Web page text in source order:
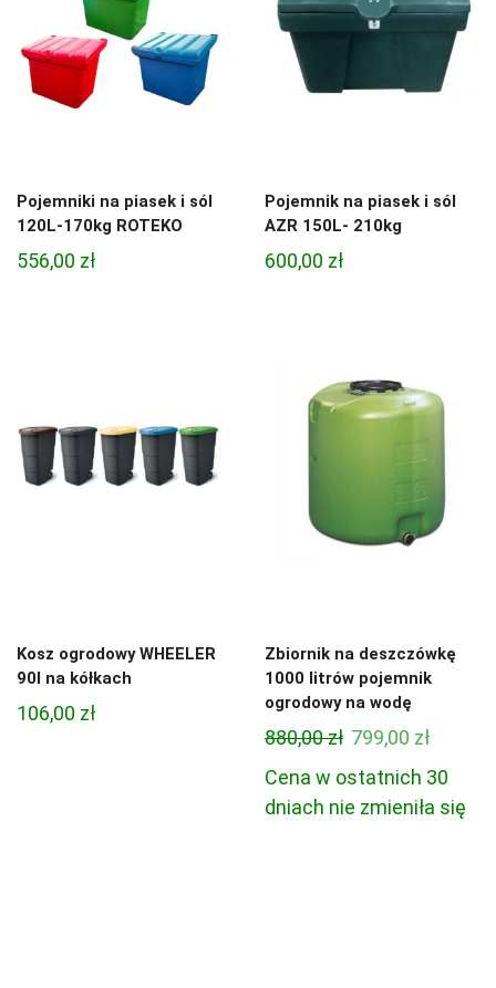
Pojemniki na piasek i sól
120L-170kg ROTEKO
556,00 zł
Pojemnik na piasek i sól
AZR 150L- 210kg
600,00 zł
Kosz ogrodowy WHEELER
90l na kółkach
106,00 zł
Zbiornik na deszczówkę
1000 litrów pojemnik
ogrodowy na wodę
880,00zł Pierwotna
cena
wynosiła:
799,00 zł
cena
wynosi:
799,00
Cena w ostatnich 30
dniach nie zmieniła się